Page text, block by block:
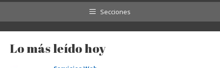
Secciones
Lo más leído hoy